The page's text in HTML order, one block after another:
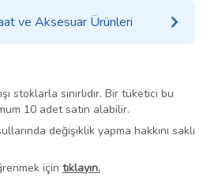
ve Aksesuar Ürünleri
stoklarla sınırlıdır. Bir tüketici bu
10 adet satın alabilir.
değişiklik yapma hakkını saklı
için tıklayın.